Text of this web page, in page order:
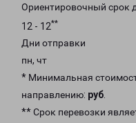
Ориентировочный срок
12 - 12**
Дни отправки
пн, чт
* Минимальная
направлению: руб.
** Срок перевозки